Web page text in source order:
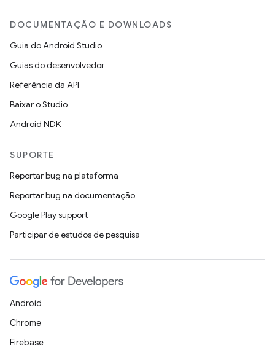
DOCUMENTAÇÃO E DOWNLOADS
Guia do Android Studio
Guias do desenvolvedor
Referência da API
Baixar o Studio
Android NDK
SUPORTE
Reportar bug na plataforma
Reportar bug na documentação
Google Play support
Participar de estudos de pesquisa
Android
Chrome
Firebase